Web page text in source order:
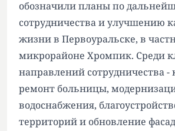
обозначили планы по
сотрудничества и улучшению
жизни в Первоуральске, в
микрорайоне Хромпик. Среди
направлений сотрудничества
ремонт больницы,
водоснабжения,
территорий и обновление